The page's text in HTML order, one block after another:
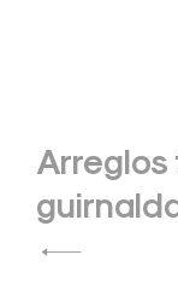
de
entradas
Arreglos